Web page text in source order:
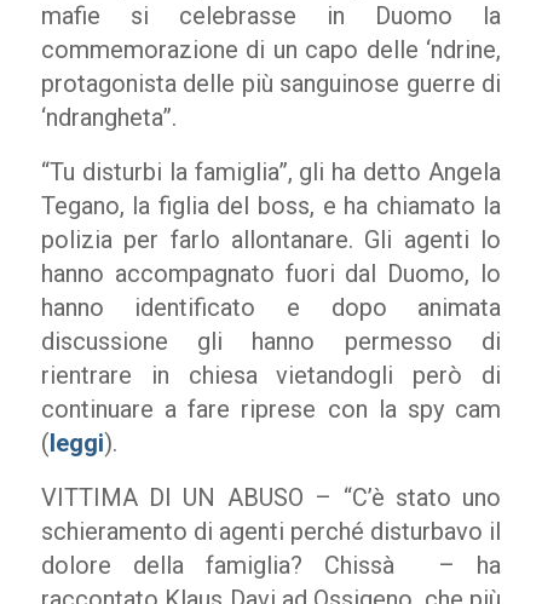
mafie si celebrasse in Duomo la
commemorazione di un capo delle ‘ndrine,
protagonista delle più sanguinose guerre di
‘ndrangheta”.
“Tu disturbi la famiglia”, gli ha detto Angela
Tegano, la figlia del boss, e ha chiamato la
polizia per farlo allontanare. Gli agenti lo
hanno accompagnato fuori dal Duomo, lo
hanno identificato e dopo animata
discussione gli hanno permesso di
rientrare in chiesa vietandogli però di
continuare a fare riprese con la spy cam
(leggi).
VITTIMA DI UN ABUSO – “C’è stato uno
schieramento di agenti perché disturbavo il
dolore della famiglia? Chissà – ha